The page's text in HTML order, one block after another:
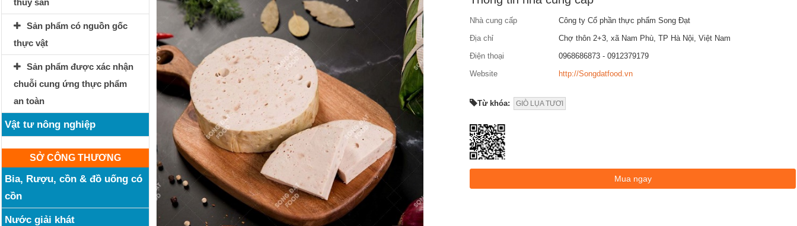
thủy sản
Sản phẩm có nguồn gốc
thực vật
Sản phẩm được xác nhận
chuỗi cung ứng thực phẩm
an toàn
Vật tư nông nghiệp
SỞ CÔNG THƯƠNG
Bia, Rượu, cồn & đồ uống có
cồn
Nước giải khát
Nhà cung cấp
Công ty Cổ phần thực phẩm Song Đạt
Địa chỉ
Chợ thôn 2+3, xã Nam Phù, TP Hà Nội, Việt Nam
Điện thoại
0968686873 - 0912379179
Website
http://Songdatfood.vn
Từ khóa: GIÒ LỤA TƯƠI